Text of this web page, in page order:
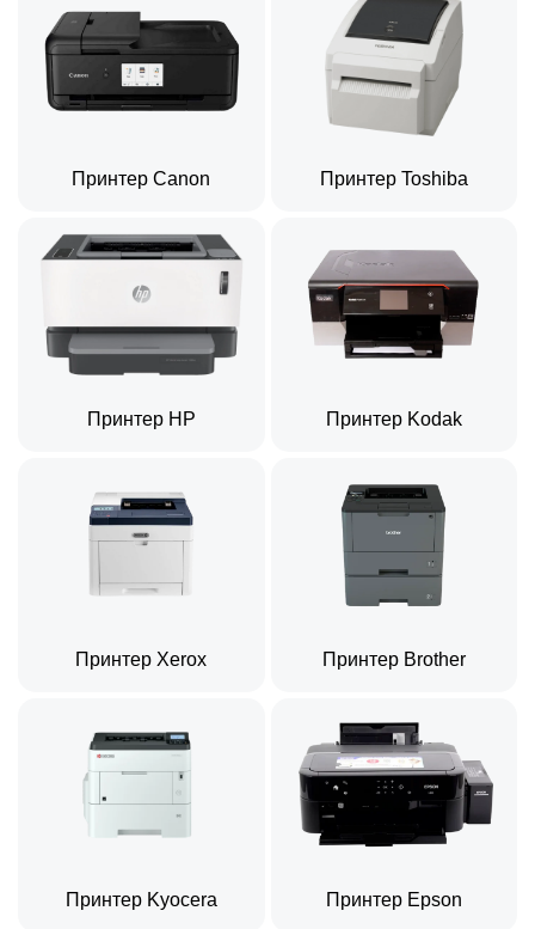
Принтер Canon Принтер Toshiba
Принтер HP Принтер Kodak
Принтер Xerox Принтер Brother
Принтер Kyocera Принтер Epson